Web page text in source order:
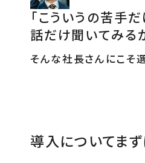
「こういうの苦手だ
話だけ聞いてみる
そんな社長さんにこそ
導入についてま